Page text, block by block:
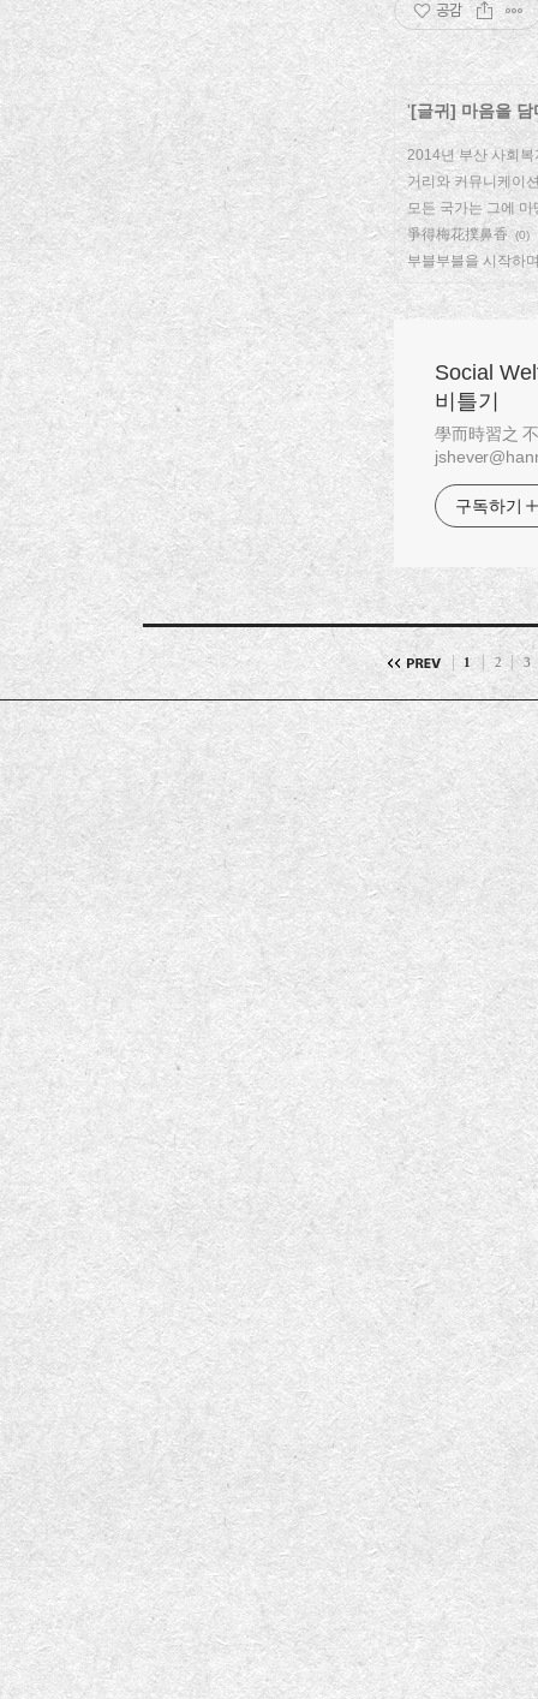
공감
' [글귀] 마음을 담
2014년 부산 사회
거리와 커뮤니케이
모든 국가는 그에
爭得梅花撲鼻香 (0)
부블부블을 시작하
Social
비틀기
學而時習之
구독하기
1 2 3